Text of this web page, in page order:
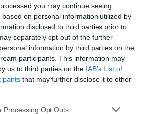
you may continue seeing
based on personal information utilized by
disclosed to third parties prior to
separately opt-out of the further
information by third parties on the
participants. This information may
us to third parties on the IAB’s List of
that may further disclose it to other
Processing Opt Outs
Appel aux lecteurs !
Air Journal participezà son
développement !
NOUS SOUTENIR